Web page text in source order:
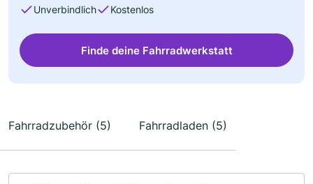
Unverbindlich Kostenlos
Finde deine Fahrradwerkstatt
Fahrradzubehör (5) Fahrradladen (5)